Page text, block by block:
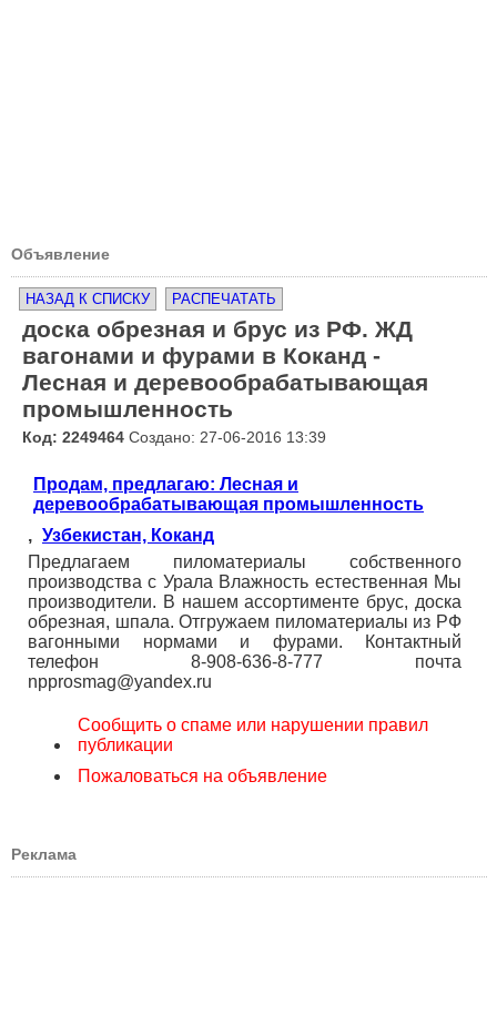
Объявление
НАЗАД К СПИСКУ РАСПЕЧАТАТЬ
доска обрезная и брус из РФ. ЖД
вагонами и фурами в Коканд -
Лесная и деревообрабатывающая
промышленность
Код: 2249464 Создано: 27-06-2016 13:39
Продам, предлагаю: Лесная и
деревообрабатывающая промышленность
, Узбекистан, Коканд
Предлагаем пиломатериалы собственного
производства с Урала Влажность естественная Мы
производители. В нашем ассортименте брус, доска
обрезная, шпала. Отгружаем пиломатериалы из РФ
вагонными нормами и фурами. Контактный
телефон 8-908-636-8-777 почта
npprosmag@yandex.ru
Сообщить о спаме или нарушении правил
публикации
Пожаловаться на объявление
Реклама